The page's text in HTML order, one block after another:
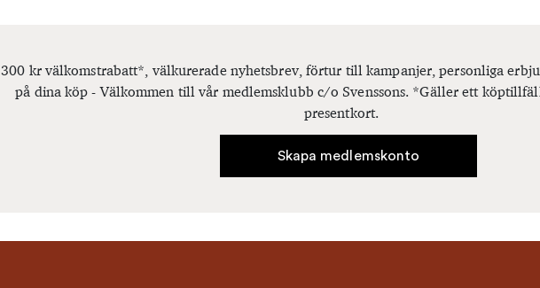
300 kr välkomstrabatt*, välkurerade nyhetsbrev, förtur till kampanjer, personliga
på dina köp - Välkommen till vår medlemsklubb c/o Svenssons. *Gäller ett
presentkort.
Skapa medlemskonto